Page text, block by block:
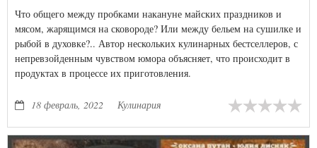
Что общего между пробками накануне майских праздников и
мясом, жарящимся на сковороде? Или между бельем на сушилке и
рыбой в духовке?.. Автор нескольких кулинарных бестселлеров, с
непревзойденным чувством юмора объясняет, что происходит в
продуктах в процессе их приготовления.
18 февраль, 2022 Кулинария